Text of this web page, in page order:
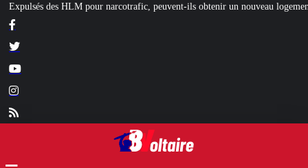
peuvent-ils obtenir un nouveau logement social ? [L’ÉTÉ BV] Artisans,